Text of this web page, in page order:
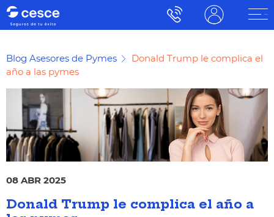
Blog Asesores de Pymes
Donald Trump le complica el
año a las pymes
08 ABR 2025
Donald Trump le complica el año a